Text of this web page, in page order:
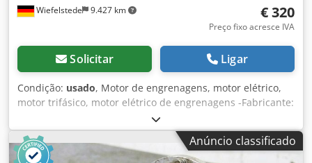
Wiefelstede 9.427 km € 320
Preço fixo acresce IVA
Solicitar Ligar
Condição: usado, Motor de engrenagens, motor elétrico,
motor trifásico, motor elétrico de engrenagens -Fabricante:
Bonfigliol, motoredutor com travão -Caixa de velocidades:
Bonfiglioli tipo MVF 49/P -Velocidade: 125 rpm i= 1:24 -
Fabricante do motor: Siemens, com travão de retenção -
Anúncio classificado